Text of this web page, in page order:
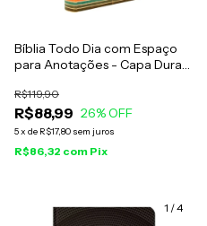
Bíblia Todo Dia com Espaço
para Anotações - Capa Dura
R$88,99
R$119,90
26% OFF
5x de R$17,80 sem juros
R$86,32 com Pix
1 /4